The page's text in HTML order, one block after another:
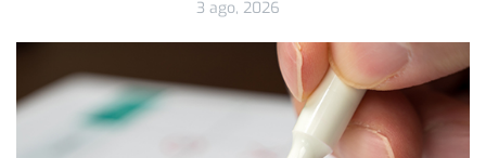
3 ago, 2026